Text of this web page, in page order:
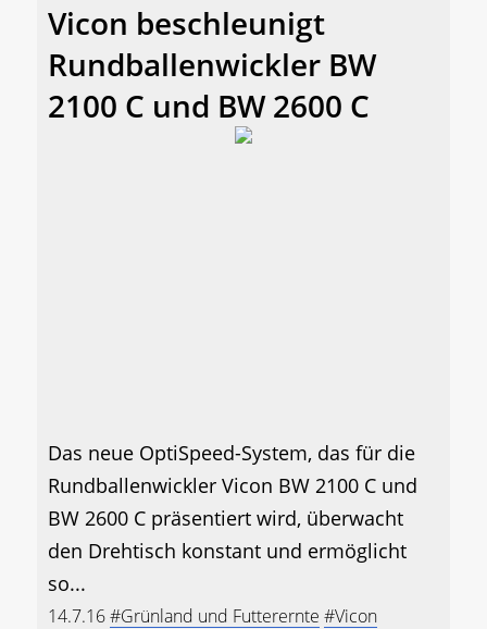
Vicon beschleunigt
Rundballenwickler BW
2100 C und BW 2600 C
Das neue OptiSpeed-System, das für die
Rundballenwickler Vicon BW 2100 C und
BW 2600 C präsentiert wird, überwacht
den Drehtisch konstant und ermöglicht
so...
14.7.16#Grünland und Futterernte #Vicon